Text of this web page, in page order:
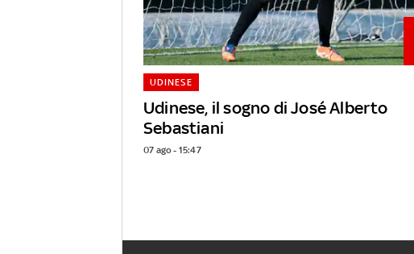
Udinese, il sogno di José Alberto
Sebastiani
UDINESE
07 ago - 15:47